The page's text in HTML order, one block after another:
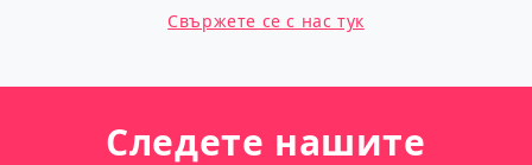
Свържете се с нас тук
Следете нашите